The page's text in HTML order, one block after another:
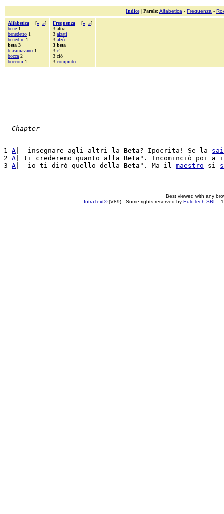
Indice| Parole: Alfabetica - Frequenza -
Alfabetica [« »]
bene 1
benedetto 1
benedire 1
beta 3
biasimavano 1
bocca 2
bocconi 1
Frequenza [« »]
3 altra
3 alzati
3 alzò
3 beta
3 c'
3 ciò
3 compiuto
Chapter
1 A |  insegnare agli altri la Beta? Ipocrita! Se la sai
2 A | ti crederemo quanto alla Beta ". Incominciò poi a
3 A |  io ti dirò quello della Beta ". Ma il maestro si
Best viewed with any
IntraText®(V89) - Some rights reserved by EuloTech SRL -